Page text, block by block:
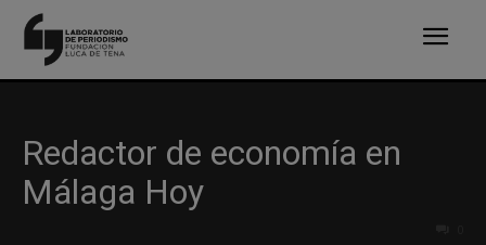
Redactor de economía en
Málaga Hoy